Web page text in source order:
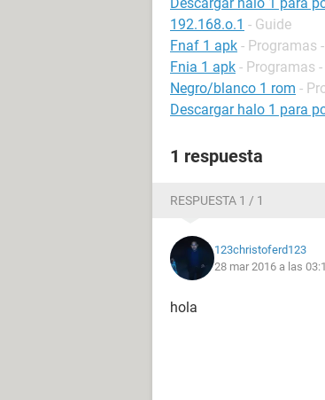
192.168.o.1 - Guide
Fnaf 1 apk - Programas
Fnia 1 apk - Programas
Negro/blanco 1 rom -
Descargar halo 1 para
1 respuesta
RESPUESTA 1 / 1
123christoferd123
28 mar 2016 a las
hola